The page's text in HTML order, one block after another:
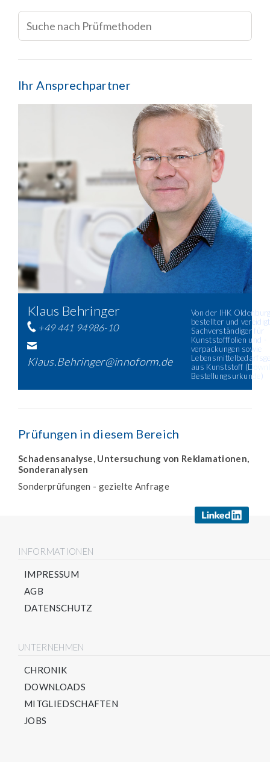
Ihr Ansprechpartner
Klaus Behringer
+49 441 94986-10
Klaus.Behringer@innoform.de
Von der IHK
bestellter und
Sachverständiger für
Kunststofffolien und -
verpackungen sowie
aus Kunststoff (
Bestellungsurkunde )
Prüfungen in diesem Bereich
Schadensanalyse, Untersuchung von Reklamationen,
Sonderanalysen
Sonderprüfungen - gezielte Anfrage
INFORMATIONEN
IMPRESSUM
AGB
DATENSCHUTZ
UNTERNEHMEN
CHRONIK
DOWNLOADS
MITGLIEDSCHAFTEN
JOBS